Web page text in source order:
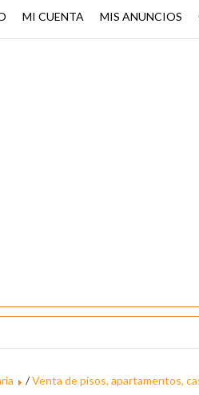
MI CUENTA MIS ANUNCIOS
/Venta de pisos, apartamentos,